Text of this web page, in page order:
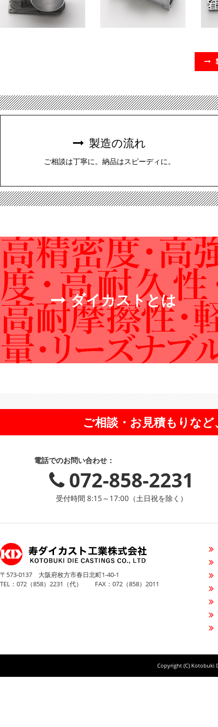
製造の流れ
ご相談は丁寧に。納品はスピーディに。
ダイカストとは
ご相談・お見積もりな
電話でのお問い合わせ：
072-858-2231
受付時間 8:15～17:00（土日祝を除く）
〒573-0137 大阪府枚方市春日北町1-40-1
TEL：072（858）2231（代） FAX：072（858）2011
Copyright (C) Kotobuki